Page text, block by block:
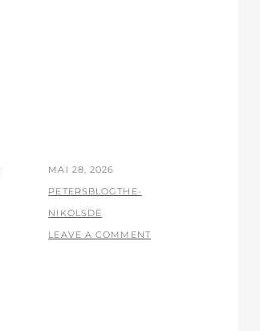
POSTED
ON
MAI 28, 2026
BY
PETERSBLOGTHE-
NIKOLSDE
LEAVE A COMMENT